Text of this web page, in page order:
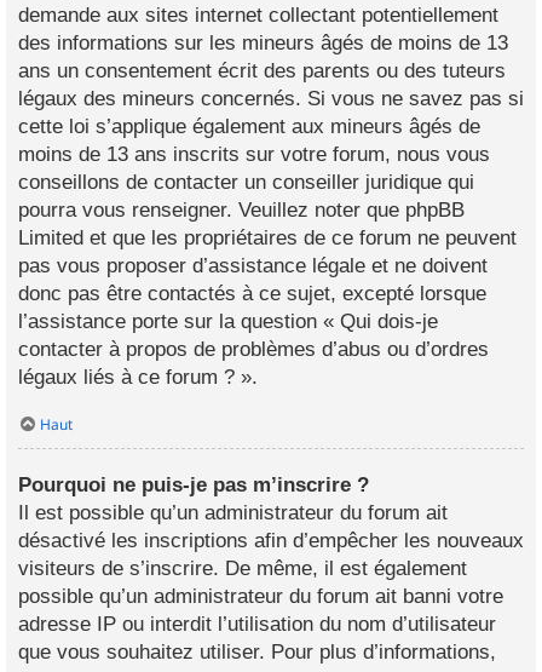
demande aux sites internet collectant potentiellement
des informations sur les mineurs âgés de moins de 13
ans un consentement écrit des parents ou des tuteurs
légaux des mineurs concernés. Si vous ne savez pas si
cette loi s’applique également aux mineurs âgés de
moins de 13 ans inscrits sur votre forum, nous vous
conseillons de contacter un conseiller juridique qui
pourra vous renseigner. Veuillez noter que phpBB
Limited et que les propriétaires de ce forum ne peuvent
pas vous proposer d’assistance légale et ne doivent
donc pas être contactés à ce sujet, excepté lorsque
l’assistance porte sur la question « Qui dois-je
contacter à propos de problèmes d’abus ou d’ordres
légaux liés à ce forum ? ».
Haut
Pourquoi ne puis-je pas m’inscrire ?
Il est possible qu’un administrateur du forum ait
désactivé les inscriptions afin d’empêcher les nouveaux
visiteurs de s’inscrire. De même, il est également
possible qu’un administrateur du forum ait banni votre
adresse IP ou interdit l’utilisation du nom d’utilisateur
que vous souhaitez utiliser. Pour plus d’informations,